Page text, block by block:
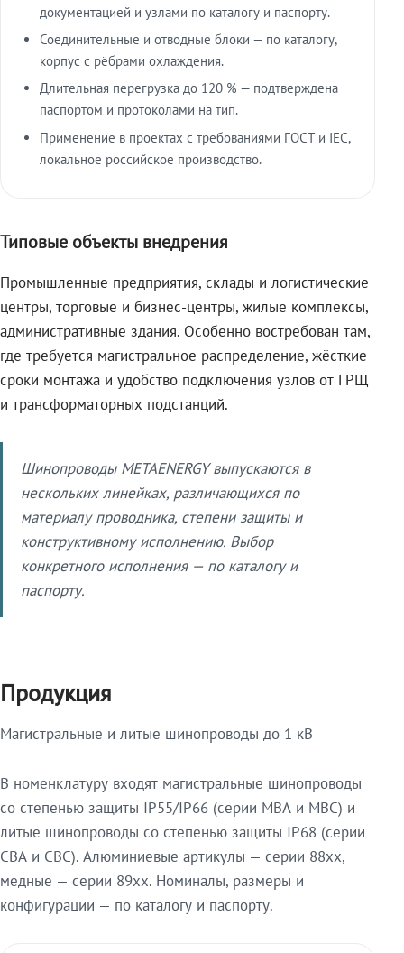
документацией и узлами по каталогу и паспорту.
Соединительные и отводные блоки — по каталогу,
корпус с рёбрами охлаждения.
Длительная перегрузка до 120 % — подтверждена
паспортом и протоколами на тип.
Применение в проектах с требованиями ГОСТ и IEC,
локальное российское производство.
Типовые объекты внедрения
Промышленные предприятия, склады и логистические
центры, торговые и бизнес-центры, жилые комплексы,
административные здания. Особенно востребован там,
где требуется магистральное распределение, жёсткие
сроки монтажа и удобство подключения узлов от ГРЩ
и трансформаторных подстанций.
Шинопроводы METAENERGY выпускаются в
нескольких линейках, различающихся по
материалу проводника, степени защиты и
конструктивному исполнению. Выбор
конкретного исполнения — по каталогу и
паспорту.
Продукция
Магистральные и литые шинопроводы до 1 кВ
В номенклатуру входят магистральные шинопроводы
со степенью защиты IP55/IP66 (серии МВА и МВС) и
литые шинопроводы со степенью защиты IP68 (серии
СВА и СВС). Алюминиевые артикулы — серии 88xx,
медные — серии 89xx. Номиналы, размеры и
конфигурации — по каталогу и паспорту.